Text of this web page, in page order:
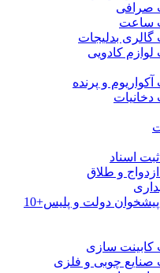
صرافی
ساعت
بدلیجات
کادویی
و پرنده
اسناد
و طلاق
دولت و پلیس+10
کابینت سازی
صنایع چوبی و فلزی